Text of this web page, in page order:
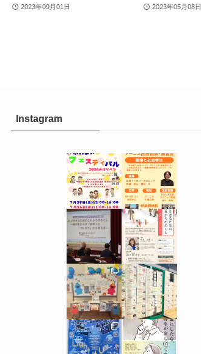
2023年09月01日 2023年05月08日
Instagram